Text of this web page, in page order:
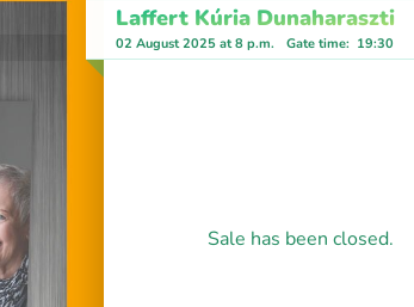
Laffert Kúria Dunaharaszti
02 August 2025 at 8 p.m. Gate time: 19:30
Sale has been closed.